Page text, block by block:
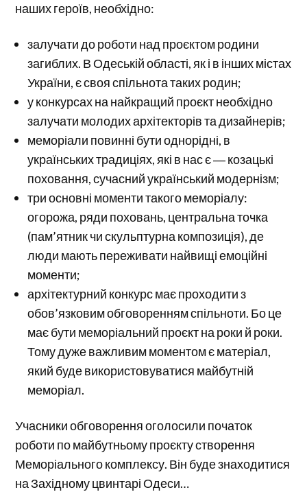
наших героїв, необхідно:
залучати до роботи над проєктом родини
загиблих. В Одеській області, як і в інших містах
України, є своя спільнота таких родин;
у конкурсах на найкращий проєкт необхідно
залучати молодих архітекторів та дизайнерів;
меморіали повинні бути однорідні, в
українських традиціях, які в нас є ― козацькі
поховання, сучасний український модернізм;
три основні моменти такого меморіалу:
огорожа, ряди поховань, центральна точка
(пам’ятник чи скульптурна композиція), де
люди мають переживати найвищі емоційні
моменти;
архітектурний конкурс має проходити з
обов’язковим обговоренням спільноти. Бо це
має бути меморіальний проєкт на роки й роки.
Тому дуже важливим моментом є матеріал,
який буде використовуватися майбутній
меморіал.
Учасники обговорення оголосили початок
роботи по майбутньому проєкту створення
Меморіального комплексу. Він буде знаходитися
на Західному цвинтарі Одеси…